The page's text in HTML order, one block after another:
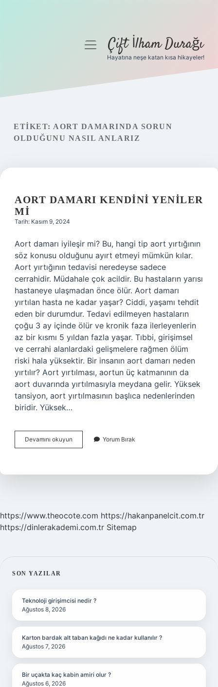
Gizlilik Politikası
Hakkımızda
menüyüÇift İlham Durağı
Hayatına neşe katan kısa hikayeler!
ETIKET: AORT DAMARINDA SORUN
OLDUĞUNU NASIL ANLARIZ
AORT DAMARI KENDINI YENILER
MI
Tarih: Kasım 9, 2024
Aort damarı iyileşir mi? Bu, hangi tip aort yırtığının
söz konusu olduğunu ayırt etmeyi mümkün kılar.
Aort yırtığının tedavisi neredeyse sadece
cerrahidir. Müdahale çok acildir. Bu hastaların yarısı
hastaneye ulaşmadan önce ölür. Aort damarı
yırtılan hasta ne kadar yaşar? Ciddi, yaşamı tehdit
eden bir durumdur. Tedavi edilmeyen hastaların
çoğu 3 ay içinde ölür ve kronik faza ilerleyenlerin
az bir kısmı 5 yıldan fazla yaşar. Tıbbi, girişimsel
ve cerrahi alanlardaki gelişmelere rağmen ölüm
riski hala yüksektir. Bir insanın aort damarı neden
yırtılır? Aort yırtılması, aortun üç katmanının da
aort duvarında yırtılmasıyla meydana gelir. Yüksek
tansiyon, aort yırtılmasının başlıca nedenlerinden
biridir. Yüksek…
Devamını okuyun
Damarı
Mi
Yorum Bırak
https://www.theocote.com https://hakanpanelcit.com.tr
https://dinlerakademi.com.tr Sitemap
SIDEBAR
SON YAZILAR
Teknoloji girişimcisi nedir ?
Ağustos 8, 2026
Karton bardak alt taban kağıdı ne kadar kullanılır ?
Ağustos 7, 2026
Bir uçakta kaç kabin amiri olur ?
Ağustos 6, 2026